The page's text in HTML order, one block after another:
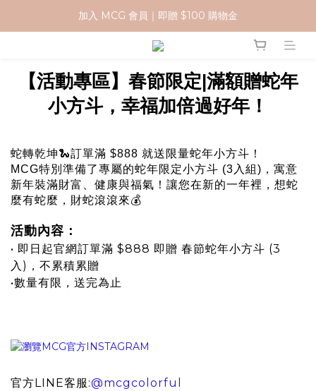
加入 MCG 會員｜即贈 $100 購物金
加入 MCG 會員｜即贈 $100 購物金
訂單成立後，2天內送達
官網下單指定門市取貨 滿$500免運費
加入 MCG 會員｜即贈 $100 購物金
【活動專區】春節限定|滿額贈蛇年
小方斗，幸福加倍過好年！
蛇轉乾坤🐍訂單滿 $888 就送限量蛇年小方斗！
MCG特別準備了專屬的蛇年限定小方斗 (3入組)，寓意
新年裝滿財富、健康與福氣！讓您在新的一年裡，想蛇
麼有蛇麼，財蛇滾滾來💰
活動內容：
• 即日起官網訂單滿 $888 即贈 春節蛇年小方斗 (3
入)，不累積累贈
•數量有限，送完為止
官方LINE客服:@mcgcolorful